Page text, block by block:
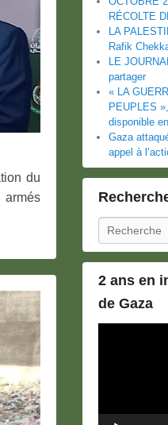
du
armés
RÉCOLTE
LA
Rafik
LE
partager
« LA
PEUPLES
disponible
Gaza
appel à
Recherche
2 ans en
de Gaza